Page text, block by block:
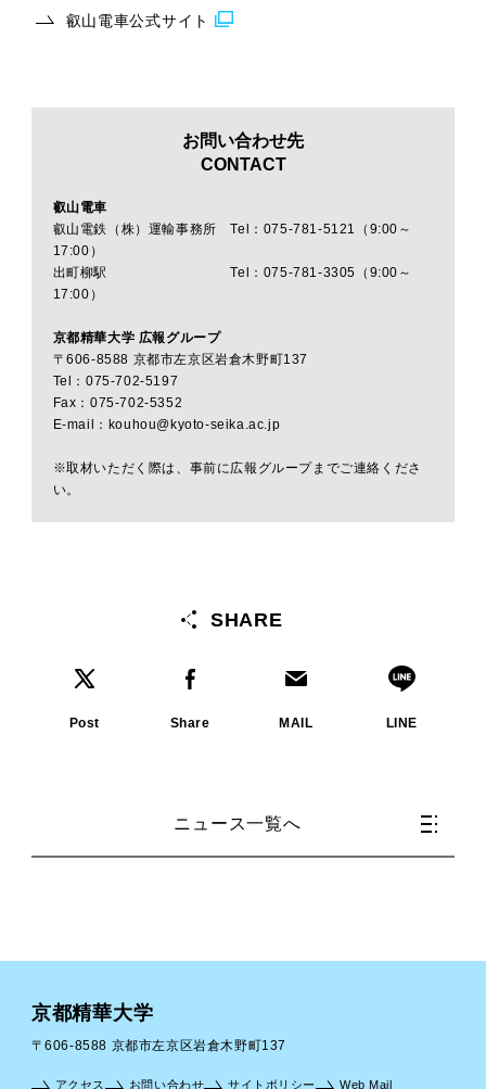
叡山電車公式サイト
お問い合わせ先
CONTACT
叡山電車
叡山電鉄（株）運輸事務所 Tel：075-781-5121（9:00～
17:00）
出町柳駅 Tel：075-781-3305（9:00～
17:00）
京都精華大学 広報グループ
〒606-8588 京都市左京区岩倉木野町137
Tel：075-702-5197
Fax：075-702-5352
E-mail：kouhou@kyoto-seika.ac.jp
※取材いただく際は、事前に広報グループまでご連絡くださ
い。
SHARE
Post Share MAIL LINE
ニュース一覧へ
京都精華大学
〒606-8588 京都市左京区岩倉木野町137
アクセス お問い合わせ サイトポリシー Web Mail